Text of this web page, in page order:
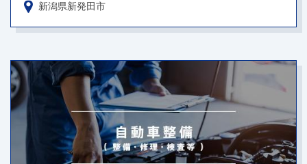
新潟県新発田市